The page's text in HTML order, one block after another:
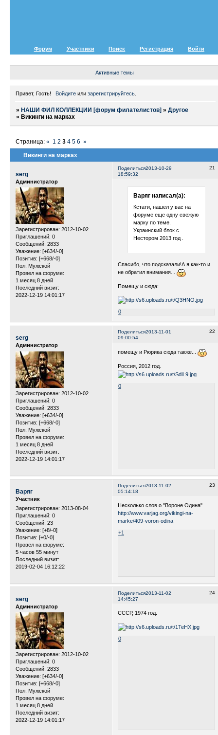
Форум Участники Поиск Регистрация Войти
Активные темы
Привет, Гость! Войдитеили зарегистрируйтесь.
» НАШИ ФИЛ КОЛЛЕКЦИИ [форум филателистов] »Другое
» Викинги на марках
Викинги на марках
Страница:« 1 2 3 4 5 6 »
Поделиться 21
2013-10-29
18:59:32
serg
Администратор
Зарегистрирован: 2012-10-02
Приглашений: 0
Сообщений: 2833
Уважение: [+634/-0]
Позитив: [+668/-0]
Пол: Мужской
Провел на форуме:
1 месяц 8 дней
Последний визит:
2022-12-19 14:01:17
Варяг написал(а):
Кстати, нашел у вас на
форуме еще одну свежую
марку по теме.
Украинский блок с
Нестором 2013 год .
Спасибо, что подсказали!А я как-то и
не обратил внимания...
Помещу и сюда:
0
Поделиться 22
2013-11-01
09:00:54
serg
Администратор
Зарегистрирован: 2012-10-02
Приглашений: 0
Сообщений: 2833
Уважение: [+634/-0]
Позитив: [+668/-0]
Пол: Мужской
Провел на форуме:
1 месяц 8 дней
Последний визит:
2022-12-19 14:01:17
помещу и Рюрика сюда также...
Россия, 2012 год.
0
Поделиться 23
2013-11-02
05:14:18
Варяг
Участник
Зарегистрирован: 2013-08-04
Приглашений: 0
Сообщений: 23
Уважение: [+8/-0]
Позитив: [+0/-0]
Провел на форуме:
5 часов 55 минут
Последний визит:
2019-02-04 16:12:22
Несколько слов о "Вороне Одина"
http://www.varjag.org/vikingi-na-
marke/409-voron-odina
+1
Поделиться 24
2013-11-02
14:45:27
serg
Администратор
Зарегистрирован: 2012-10-02
Приглашений: 0
Сообщений: 2833
Уважение: [+634/-0]
Позитив: [+668/-0]
Пол: Мужской
Провел на форуме:
1 месяц 8 дней
Последний визит:
2022-12-19 14:01:17
СССР, 1974 год.
0